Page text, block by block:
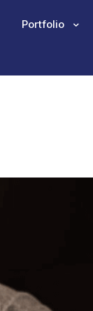
Portfolio